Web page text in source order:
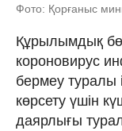
Фото: Қорғаныс
Құрылымдық
короновирус
бермеу туралы
көрсету үшін
даярлығы